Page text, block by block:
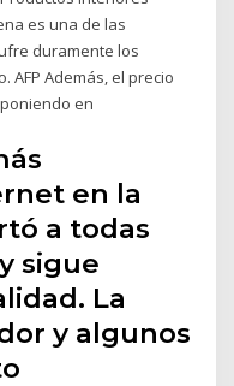
es una de las
duramente los
AFP Además, el precio
en
en la
a todas
sigue
La
y algunos